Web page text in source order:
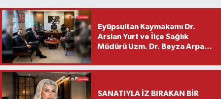
Eyüpsultan Kaymakamı Dr.
Arslan Yurt ve İlçe Sağlık
Müdürü Uzm. Dr. Beyza Arpacı
Ziyareti
SANATIYLA İZ BIRAKAN BİR